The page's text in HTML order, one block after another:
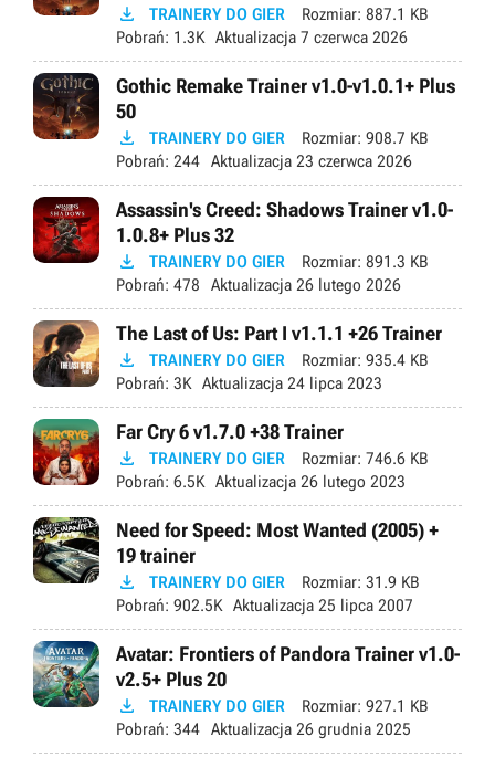
 TRAINERY DO GIER Rozmiar: 887.1 KB
Pobrań: 1.3K Aktualizacja 7 czerwca 2026
Gothic Remake Trainer v1.0-v1.0.1+ Plus
50
 TRAINERY DO GIER Rozmiar: 908.7 KB
Pobrań: 244 Aktualizacja 23 czerwca 2026
Assassin's Creed: Shadows Trainer v1.0-
1.0.8+ Plus 32
 TRAINERY DO GIER Rozmiar: 891.3 KB
Pobrań: 478 Aktualizacja 26 lutego 2026
The Last of Us: Part I v1.1.1 +26 Trainer
 TRAINERY DO GIER Rozmiar: 935.4 KB
Pobrań: 3K Aktualizacja 24 lipca 2023
Far Cry 6 v1.7.0 +38 Trainer
 TRAINERY DO GIER Rozmiar: 746.6 KB
Pobrań: 6.5K Aktualizacja 26 lutego 2023
Need for Speed: Most Wanted (2005) +
19 trainer
 TRAINERY DO GIER Rozmiar: 31.9 KB
Pobrań: 902.5K Aktualizacja 25 lipca 2007
Avatar: Frontiers of Pandora Trainer v1.0-
v2.5+ Plus 20
 TRAINERY DO GIER Rozmiar: 927.1 KB
Pobrań: 344 Aktualizacja 26 grudnia 2025